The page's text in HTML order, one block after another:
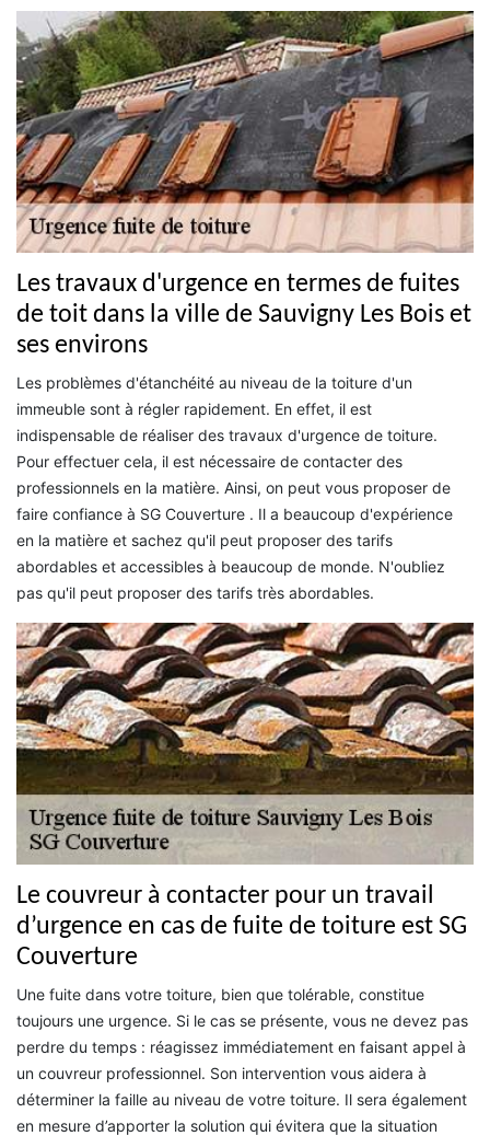
Les travaux d'urgence en termes de fuites
de toit dans la ville de Sauvigny Les Bois et
ses environs
Les problèmes d'étanchéité au niveau de la toiture d'un
immeuble sont à régler rapidement. En effet, il est
indispensable de réaliser des travaux d'urgence de toiture.
Pour effectuer cela, il est nécessaire de contacter des
professionnels en la matière. Ainsi, on peut vous proposer de
faire confiance à SG Couverture . Il a beaucoup d'expérience
en la matière et sachez qu'il peut proposer des tarifs
abordables et accessibles à beaucoup de monde. N'oubliez
pas qu'il peut proposer des tarifs très abordables.
Le couvreur à contacter pour un travail
d’urgence en cas de fuite de toiture est SG
Couverture
Une fuite dans votre toiture, bien que tolérable, constitue
toujours une urgence. Si le cas se présente, vous ne devez pas
perdre du temps : réagissez immédiatement en faisant appel à
un couvreur professionnel. Son intervention vous aidera à
déterminer la faille au niveau de votre toiture. Il sera également
en mesure d’apporter la solution qui évitera que la situation